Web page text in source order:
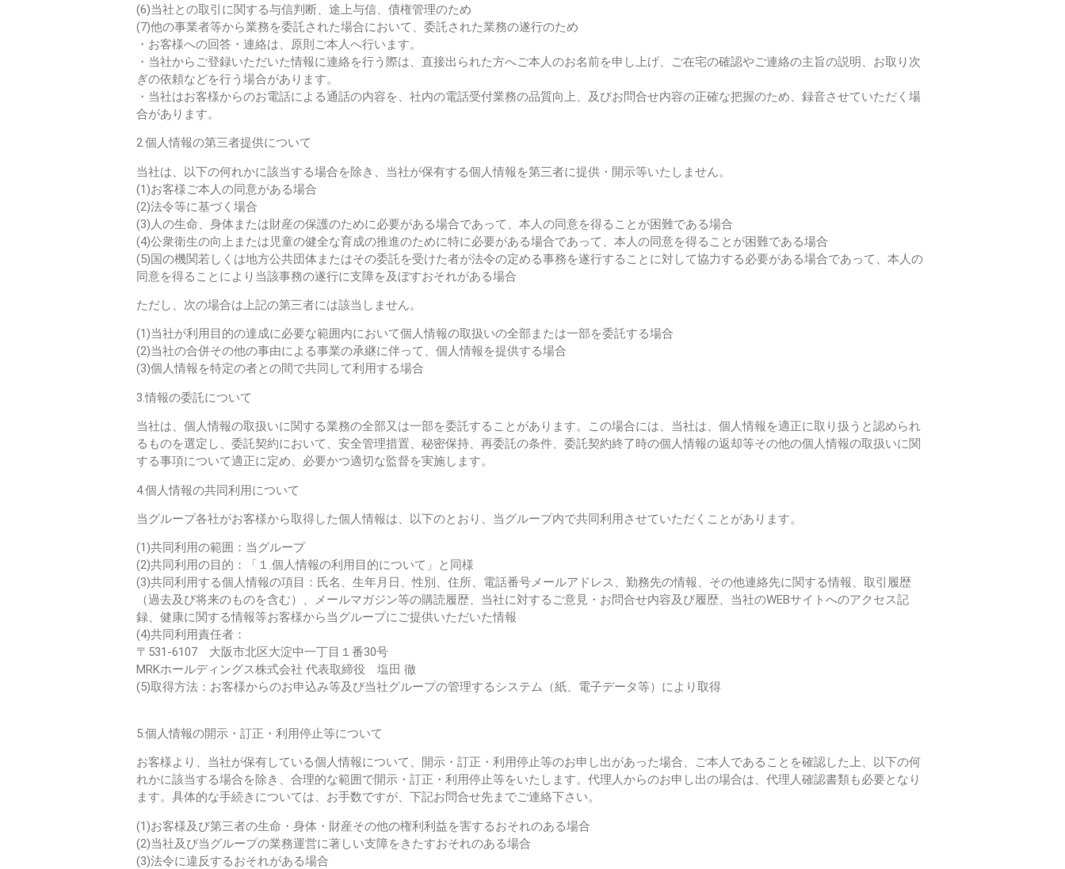
(6)当社との取引に関する与信判断、途上与信、債権管理のため
(7)他の事業者等から業務を委託された場合において、委託された業務の遂行のため
・お客様への回答・連絡は、原則ご本人へ行います。
・当社からご登録いただいた情報に連絡を行う際は、直接出られた方へご本人のお名前を申し上げ、ご在宅の確認やご連絡の主旨の説明、お取り次
ぎの依頼などを行う場合があります。
・当社はお客様からのお電話による通話の内容を、社内の電話受付業務の品質向上、及びお問合せ内容の正確な把握のため、録音させていただく場
合があります。
2.個人情報の第三者提供について
当社は、以下の何れかに該当する場合を除き、当社が保有する個人情報を第三者に提供・開示等いたしません。
(1)お客様ご本人の同意がある場合
(2)法令等に基づく場合
(3)人の生命、身体または財産の保護のために必要がある場合であって、本人の同意を得ることが困難である場合
(4)公衆衛生の向上または児童の健全な育成の推進のために特に必要がある場合であって、本人の同意を得ることが困難である場合
(5)国の機関若しくは地方公共団体またはその委託を受けた者が法令の定める事務を遂行することに対して協力する必要がある場合であって、本人の
同意を得ることにより当該事務の遂行に支障を及ぼすおそれがある場合
ただし、次の場合は上記の第三者には該当しません。
(1)当社が利用目的の達成に必要な範囲内において個人情報の取扱いの全部または一部を委託する場合
(2)当社の合併その他の事由による事業の承継に伴って、個人情報を提供する場合
(3)個人情報を特定の者との間で共同して利用する場合
3.情報の委託について
当社は、個人情報の取扱いに関する業務の全部又は一部を委託することがあります。この場合には、当社は、個人情報を適正に取り扱うと認められ
るものを選定し、委託契約において、安全管理措置、秘密保持、再委託の条件、委託契約終了時の個人情報の返却等その他の個人情報の取扱いに関
する事項について適正に定め、必要かつ適切な監督を実施します。
4.個人情報の共同利用について
当グループ各社がお客様から取得した個人情報は、以下のとおり、当グループ内で共同利用させていただくことがあります。
(1)共同利用の範囲：当グループ
(2)共同利用の目的：「１.個人情報の利用目的について」と同様
(3)共同利用する個人情報の項目：氏名、生年月日、性別、住所、電話番号メールアドレス、勤務先の情報、その他連絡先に関する情報、取引履歴
（過去及び将来のものを含む）、メールマガジン等の購読履歴、当社に対するご意見・お問合せ内容及び履歴、当社のWEBサイトへのアクセス記
録、健康に関する情報等お客様から当グループにご提供いただいた情報
(4)共同利用責任者：
〒531-6107 大阪市北区大淀中一丁目１番30号
MRKホールディングス株式会社 代表取締役 塩田 徹
(5)取得方法：お客様からのお申込み等及び当社グループの管理するシステム（紙、電子データ等）により取得
5.個人情報の開示・訂正・利用停止等について
お客様より、当社が保有している個人情報について、開示・訂正・利用停止等のお申し出があった場合、ご本人であることを確認した上、以下の何
れかに該当する場合を除き、合理的な範囲で開示・訂正・利用停止等をいたします。代理人からのお申し出の場合は、代理人確認書類も必要となり
ます。具体的な手続きについては、お手数ですが、下記お問合せ先までご連絡下さい。
(1)お客様及び第三者の生命・身体・財産その他の権利利益を害するおそれのある場合
(2)当社及び当グループの業務運営に著しい支障をきたすおそれのある場合
(3)法令に違反するおそれがある場合